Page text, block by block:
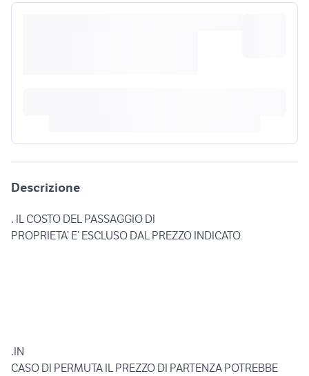
Descrizione
. IL COSTO DEL PASSAGGIO DI
PROPRIETA’ E’ ESCLUSO DAL PREZZO INDICATO
.IN
CASO DI PERMUTA IL PREZZO DI PARTENZA POTREBBE